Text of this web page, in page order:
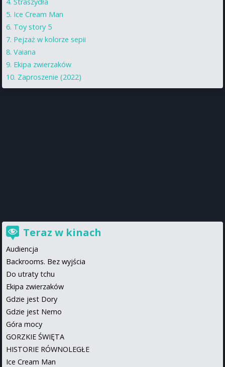
Ice Cream Man
Toy story 5
Pejzaż w kolorze sepii
Vaiana
Ekipa zwierzaków
Zaproszenie (2022)
Teraz w kinach
Audiencja
Backrooms. Bez wyjścia
Do utraty tchu
Ekipa zwierzaków
Gdzie jest Dory
Gdzie jest Nemo
Góra mocy
GORZKIE ŚWIĘTA
HISTORIE RÓWNOLEGŁE
Ice Cream Man